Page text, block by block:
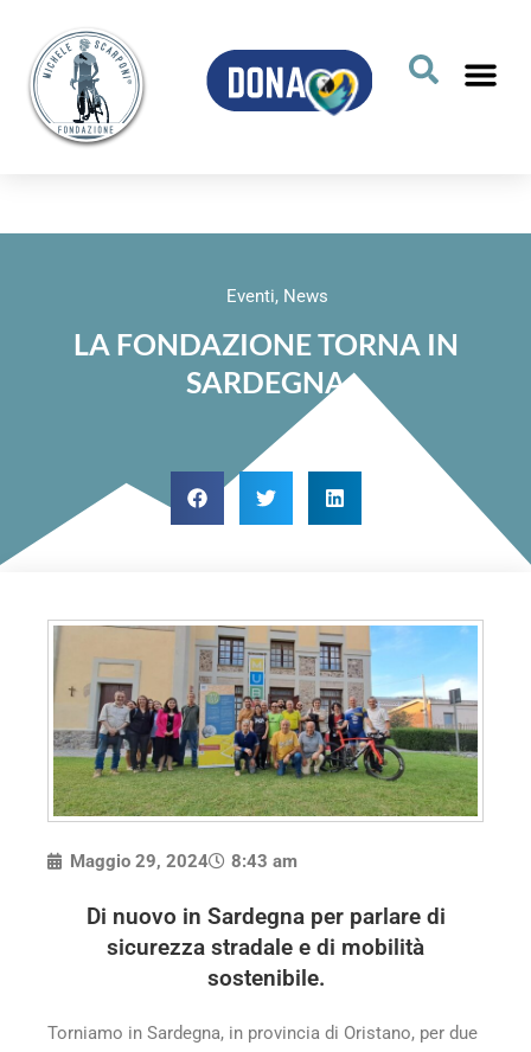
Eventi, News
LA FONDAZIONE TORNA IN
SARDEGNA
Maggio 29, 2024 8:43 am
Di nuovo in Sardegna per parlare di
sicurezza stradale e di mobilità
sostenibile.
Torniamo in Sardegna, in provincia di Oristano, per due